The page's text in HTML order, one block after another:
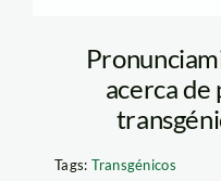
acerca de
Tags: Transgénicos